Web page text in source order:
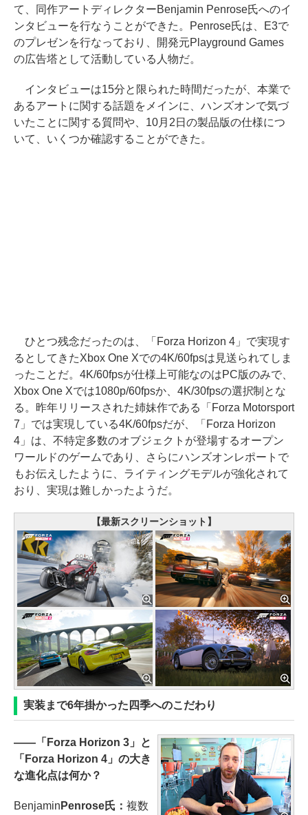
て、同作アートディレクターBenjamin Penrose氏へのイ
ンタビューを行なうことができた。Penrose氏は、E3で
のプレゼンを行なっており、開発元Playground Games
の広告塔として活動している人物だ。
インタビューは15分と限られた時間だったが、本業で
あるアートに関する話題をメインに、ハンズオンで気づ
いたことに関する質問や、10月2日の製品版の仕様につ
いて、いくつか確認することができた。
ひとつ残念だったのは、「Forza Horizon 4」で実現す
るとしてきたXbox One Xでの4K/60fpsは見送られてしま
ったことだ。4K/60fpsが仕様上可能なのはPC版のみで、
Xbox One Xでは1080p/60fpsか、4K/30fpsの選択制とな
る。昨年リリースされた姉妹作である「Forza Motorsport
7」では実現している4K/60fpsだが、「Forza Horizon
4」は、不特定多数のオブジェクトが登場するオープン
ワールドのゲームであり、さらにハンズオンレポートで
もお伝えしたように、ライティングモデルが強化されて
おり、実現は難しかったようだ。
【最新スクリーンショット】
実装まで6年掛かった四季へのこだわり
――「Forza Horizon 3」と
「Forza Horizon 4」の大き
な進化点は何か？
Benjamin Penrose氏： 複数